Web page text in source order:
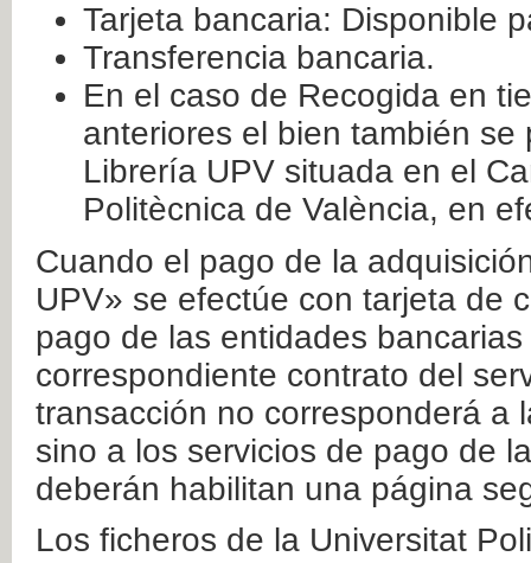
Tarjeta bancaria: Disponible
Transferencia bancaria.
En el caso de Recogida en
anteriores el bien también
Librería UPV situada en el
Politècnica de València, en
Cuando el pago de la
UPV» se efectúe con tarjeta de
pago de las entidades
correspondiente contrato del
transacción no corresponderá a
sino a los servicios de pago de
deberán habilitan una página
Los ficheros de la Universitat